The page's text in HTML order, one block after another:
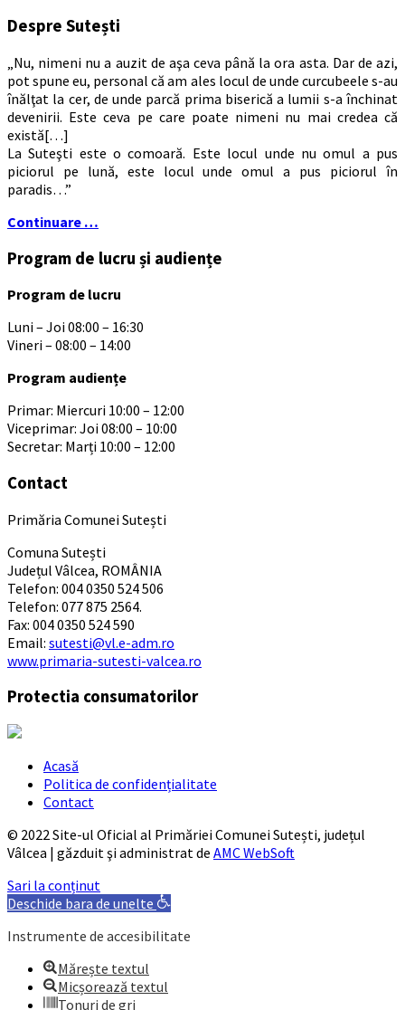
Despre Sutești
„Nu, nimeni nu a auzit de aşa ceva până la ora asta. Dar de azi,
pot spune eu, personal că am ales locul de unde curcubeele s-au
înălţat la cer, de unde parcă prima biserică a lumii s-a închinat
devenirii. Este ceva pe care poate nimeni nu mai credea că
există[…]
La Suteşti este o comoară. Este locul unde nu omul a pus
piciorul pe lună, este locul unde omul a pus piciorul în
paradis…”
Continuare …
Program de lucru și audiențe
Program de lucru
Luni – Joi 08:00 – 16:30
Vineri – 08:00 – 14:00
Program audiențe
Primar: Miercuri 10:00 – 12:00
Viceprimar: Joi 08:00 – 10:00
Secretar: Marți 10:00 – 12:00
Contact
Primăria Comunei Sutești
Comuna Sutești
Județul Vâlcea, ROMÂNIA
Telefon: 004 0350 524 506
Telefon: 077 875 2564.
Fax: 004 0350 524 590
Email: sutesti@vl.e-adm.ro
www.primaria-sutesti-valcea.ro
Protectia consumatorilor
Acasă
Politica de confidențialitate
Contact
© 2022 Site-ul Oficial al Primăriei Comunei Sutești, județul
Vâlcea | găzduit şi administrat de AMC WebSoft
Sari la conținut
Deschide bara de unelte
Instrumente de accesibilitate
Mărește textul
Micșorează textul
Tonuri de gri